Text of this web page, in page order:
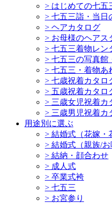
> はじめての七五
> 七五三詣・当日
> ヘアカタログ
> お母様のヘアス
> 七五三着物レン
> 七五三の写真館
> 七五三・着物あ
> 七歳祝着カタロ
> 五歳祝着カタロ
> 三歳女児祝着カ
> 三歳男児祝着カ
用途別に選ぶ
> 結婚式（花嫁・
> 結婚式（親族/
> 結納・顔合わせ
> 成人式
> 卒業式袴
> 七五三
> お宮参り